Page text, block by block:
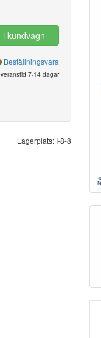
kundvagn
Beställningsvara
7-14 dagar
Lagerplats: I-8-8